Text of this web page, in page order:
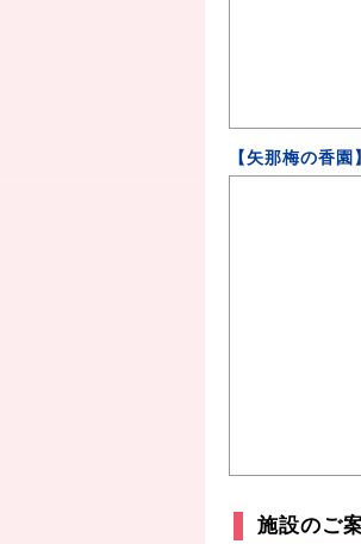
【矢那梅の香
施設のご